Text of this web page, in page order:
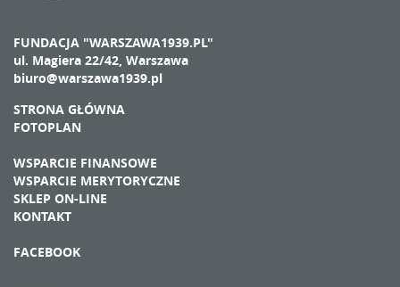
FUNDACJA "WARSZAWA1939.PL"
ul. Magiera 22/42, Warszawa
biuro@warszawa1939.pl
STRONA GŁÓWNA
FOTOPLAN
WSPARCIE FINANSOWE
WSPARCIE MERYTORYCZNE
SKLEP ON-LINE
KONTAKT
FACEBOOK